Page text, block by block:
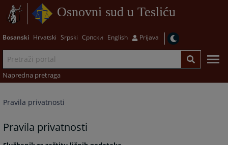
Osnovni sud u Tesliću
Bosanski Hrvatski Srpski Српски English Prijava
Napredna pretraga
Pravila privatnosti
Pravila privatnosti